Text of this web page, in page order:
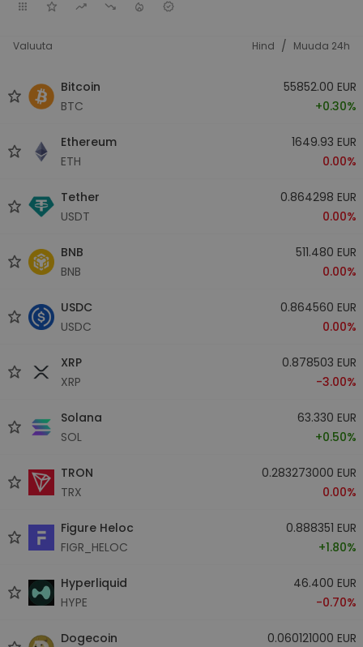
Valuuta Hind / Muuda 24h
Bitcoin
BTC
55852.00 EUR
+0.30%
Ethereum
ETH
1649.93 EUR
0.00%
Tether
USDT
0.864298 EUR
0.00%
BNB
BNB
511.480 EUR
0.00%
USDC
USDC
0.864560 EUR
0.00%
XRP
XRP
0.878503 EUR
-3.00%
Solana
SOL
63.330 EUR
+0.50%
TRON
TRX
0.283273000 EUR
0.00%
Figure Heloc
FIGR_HELOC
0.888351 EUR
+1.80%
Hyperliquid
HYPE
46.400 EUR
-0.70%
Dogecoin
0.060121000 EUR